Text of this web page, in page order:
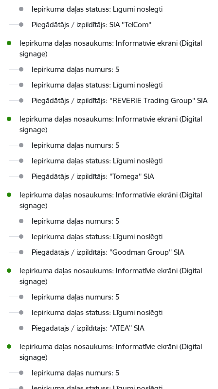
Iepirkuma daļas statuss: Līgumi noslēgti
Piegādātājs / izpildītājs: SIA ''TelCom''
Iepirkuma daļas nosaukums: Informatīvie ekrāni (Digital
signage)
Iepirkuma daļas numurs: 5
Iepirkuma daļas statuss: Līgumi noslēgti
Piegādātājs / izpildītājs: ''REVERIE Trading Group'' SIA
Iepirkuma daļas nosaukums: Informatīvie ekrāni (Digital
signage)
Iepirkuma daļas numurs: 5
Iepirkuma daļas statuss: Līgumi noslēgti
Piegādātājs / izpildītājs: ''Tomega'' SIA
Iepirkuma daļas nosaukums: Informatīvie ekrāni (Digital
signage)
Iepirkuma daļas numurs: 5
Iepirkuma daļas statuss: Līgumi noslēgti
Piegādātājs / izpildītājs: ''Goodman Group'' SIA
Iepirkuma daļas nosaukums: Informatīvie ekrāni (Digital
signage)
Iepirkuma daļas numurs: 5
Iepirkuma daļas statuss: Līgumi noslēgti
Piegādātājs / izpildītājs: ''ATEA'' SIA
Iepirkuma daļas nosaukums: Informatīvie ekrāni (Digital
signage)
Iepirkuma daļas numurs: 5